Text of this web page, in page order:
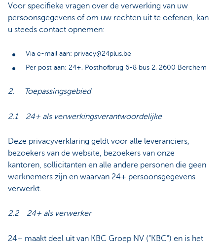
Voor specifieke vragen over de verwerking van uw
persoonsgegevens of om uw rechten uit te oefenen, kan
u steeds contact opnemen:
Via e-mail aan: privacy@24plus.be
Per post aan: 24+, Posthofbrug 6-8 bus 2, 2600 Berchem
2. Toepassingsgebied
2.1 24+ als verwerkingsverantwoordelijke
Deze privacyverklaring geldt voor alle leveranciers,
bezoekers van de website, bezoekers van onze
kantoren, sollicitanten en alle andere personen die geen
werknemers zijn en waarvan 24+ persoonsgegevens
verwerkt.
2.2 24+ als verwerker
24+ maakt deel uit van KBC Groep NV (“KBC”) en is het